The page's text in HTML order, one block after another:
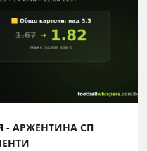
- АРЖЕНТИНА СП